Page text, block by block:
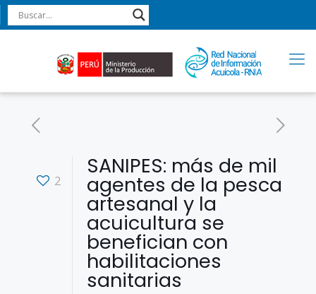
2
SANIPES: más de mil
agentes de la pesca
artesanal y la
acuicultura se
benefician con
habilitaciones
sanitarias